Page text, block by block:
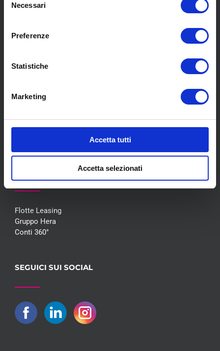
delNecessari
Preferenze
Statistiche
Marketing
Accetta tutti
Accetta selezionati
Chi siamo
Meccanica
Blog
COLLABORAZIONI
Flotte Leasing
Gruppo Hera
Conti 360°
SEGUICI SUI SOCIAL